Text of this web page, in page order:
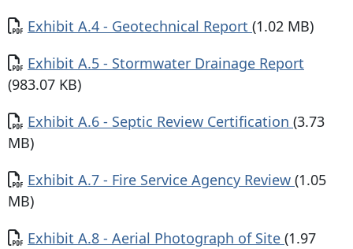
Documento
Exhibit A.4 - Geotechnical Report (1.02 MB)
Documento
Exhibit A.5 - Stormwater Drainage Report
(983.07 KB)
Documento
Exhibit A.6 - Septic Review Certification (3.73
MB)
Documento
Exhibit A.7 - Fire Service Agency Review (1.05
MB)
Documento
Exhibit A.8 - Aerial Photograph of Site (1.97